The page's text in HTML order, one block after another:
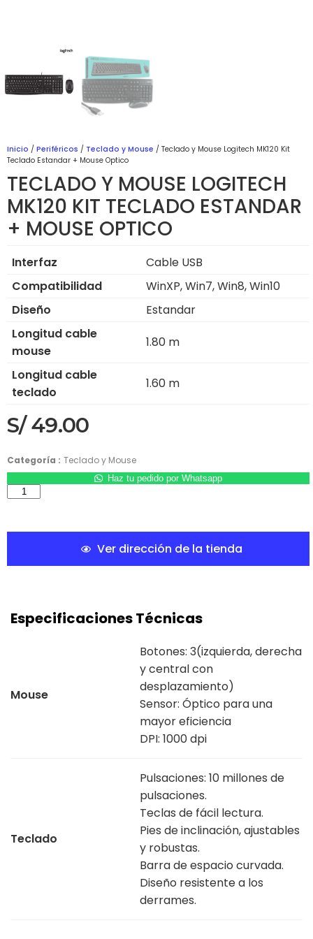
Inicio / Periféricos / Teclado y Mouse / Teclado y Mouse Logitech MK120 Kit
Teclado Estandar + Mouse Optico
TECLADO Y MOUSE LOGITECH
MK120 KIT TECLADO ESTANDAR
+ MOUSE OPTICO
Interfaz
Cable USB
Compatibilidad
WinXP, Win7, Win8, Win10
Diseño
Estandar
Longitud cable
mouse
1.80 m
Longitud cable
teclado
1.60 m
S/49.00
Categoría : Teclado y Mouse
Haz tu pedido por Whatsapp
Ver dirección de la tienda
Especificaciones Técnicas
Mouse
Botones: 3(izquierda, derecha
y central con
desplazamiento)
Sensor: Óptico para una
mayor eficiencia
DPI: 1000 dpi
Teclado
Pulsaciones: 10 millones de
pulsaciones.
Teclas de fácil lectura.
Pies de inclinación, ajustables
y robustas.
Barra de espacio curvada.
Diseño resistente a los
derrames.